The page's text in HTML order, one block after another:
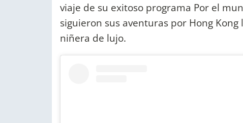
viaje de su exitoso programa Por el
siguieron sus aventuras por Hong
niñera de lujo.